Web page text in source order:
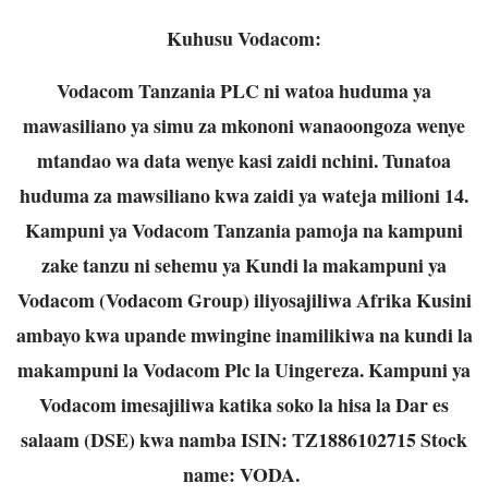
Kuhusu Vodacom:
Vodacom Tanzania PLC ni watoa huduma ya
mawasiliano ya simu za mkononi wanaoongoza wenye
mtandao wa data wenye kasi zaidi nchini. Tunatoa
huduma za mawsiliano kwa zaidi ya wateja milioni 14.
Kampuni ya Vodacom Tanzania pamoja na kampuni
zake tanzu ni sehemu ya Kundi la makampuni ya
Vodacom (Vodacom Group) iliyosajiliwa Afrika Kusini
ambayo kwa upande mwingine inamilikiwa na kundi la
makampuni la Vodacom Plc la Uingereza. Kampuni ya
Vodacom imesajiliwa katika soko la hisa la Dar es
salaam (DSE) kwa namba ISIN: TZ1886102715 Stock
name: VODA.